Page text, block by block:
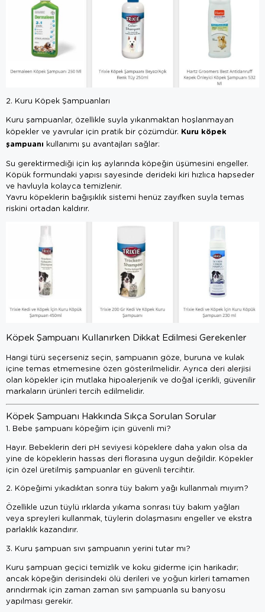
2. Kuru Köpek Şampuanları
Kuru şampuanlar, özellikle suyla yıkanmaktan hoşlanmayan
köpekler ve yavrular için pratik bir çözümdür. Kuru köpek
şampuanı kullanımı şu avantajları sağlar:
Su gerektirmediği için kış aylarında köpeğin üşümesini engeller.
Köpük formundaki yapısı sayesinde derideki kiri hızlıca hapseder
ve havluyla kolayca temizlenir.
Yavru köpeklerin bağışıklık sistemi henüz zayıfken suyla temas
riskini ortadan kaldırır.
Köpek Şampuanı Kullanırken Dikkat Edilmesi Gerekenler
Hangi türü seçerseniz seçin, şampuanın göze, buruna ve kulak
içine temas etmemesine özen gösterilmelidir. Ayrıca deri alerjisi
olan köpekler için mutlaka hipoalerjenik ve doğal içerikli, güvenilir
markaların ürünleri tercih edilmelidir.
Köpek Şampuanı Hakkında Sıkça Sorulan Sorular
1. Bebe şampuanı köpeğim için güvenli mi?
Hayır. Bebeklerin deri pH seviyesi köpeklere daha yakın olsa da
yine de köpeklerin hassas deri florasına uygun değildir. Köpekler
için özel üretilmiş şampuanlar en güvenli tercihtir.
2. Köpeğimi yıkadıktan sonra tüy bakım yağı kullanmalı mıyım?
Özellikle uzun tüylü ırklarda yıkama sonrası tüy bakım yağları
veya spreyleri kullanmak, tüylerin dolaşmasını engeller ve ekstra
parlaklık kazandırır.
3. Kuru şampuan sıvı şampuanın yerini tutar mı?
Kuru şampuan geçici temizlik ve koku giderme için harikadır;
ancak köpeğin derisindeki ölü derileri ve yoğun kirleri tamamen
arındırmak için zaman zaman sıvı şampuanla su banyosu
yapılması gerekir.